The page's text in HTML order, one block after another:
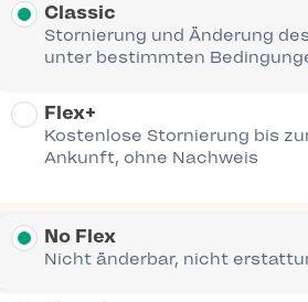
Classic
Stornierung und Änderung
unter bestimmten
Flex+
Kostenlose Stornierung bis
Ankunft, ohne Nachweis
No Flex
Nicht änderbar, nicht